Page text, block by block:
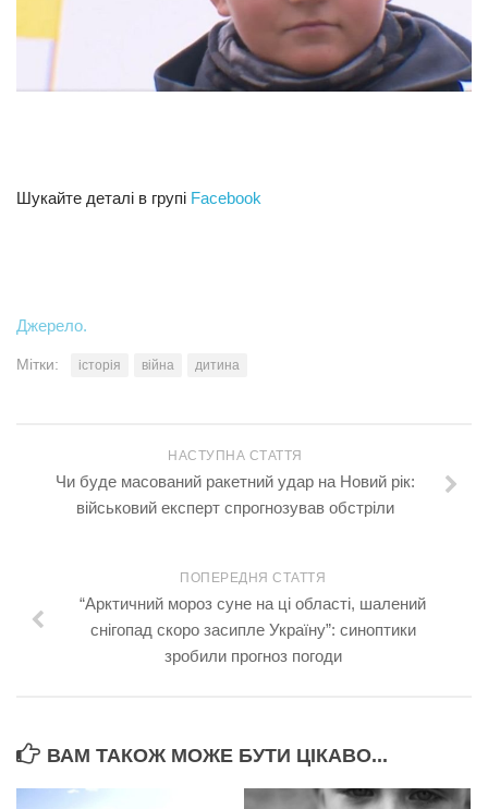
Шукайте деталі в групі Facebook
Джерело.
Мітки: історія війна дитина
НАСТУПНА СТАТТЯ
Чи буде масований ракетний удар на Новий рік:
військовий експерт спрогнозував обстріли
ПОПЕРЕДНЯ СТАТТЯ
“Арктичний мороз суне на ці області, шалений
снігопад скоро засипле Україну”: синоптики
зробили прогноз погоди
ВАМ ТАКОЖ МОЖЕ БУТИ ЦІКАВО...